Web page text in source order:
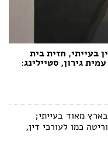
בעייתי, חזית בית
גירון, סטיילינג:
מאוד בעייתי;
כמו לעורכי דין,